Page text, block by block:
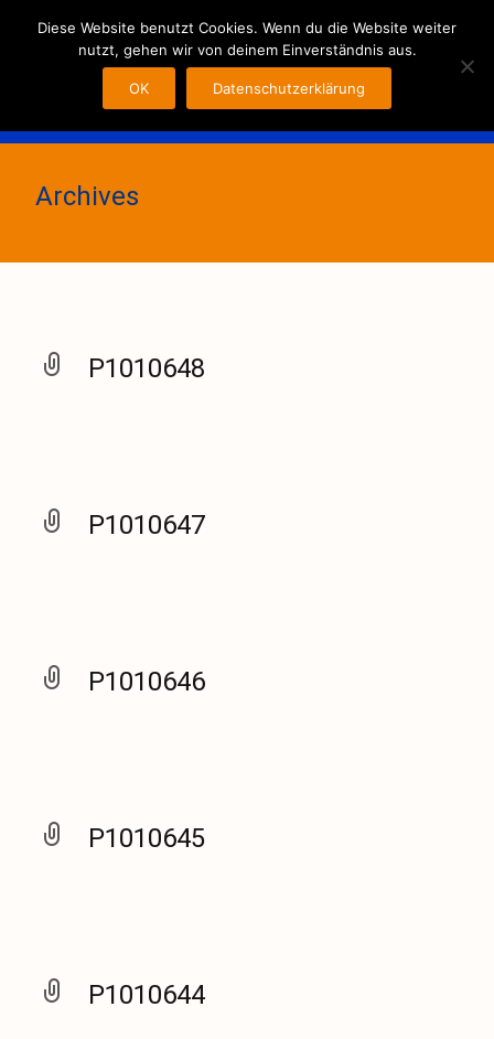
Archives
P1010648
P1010647
P1010646
P1010645
P1010644
MENU
Diese Website benutzt Cookies. Wenn du die Website weiter
nutzt, gehen wir von deinem Einverständnis aus.
OK Datenschutzerklärung